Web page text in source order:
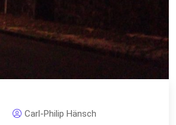
Carl-Philip Hänsch